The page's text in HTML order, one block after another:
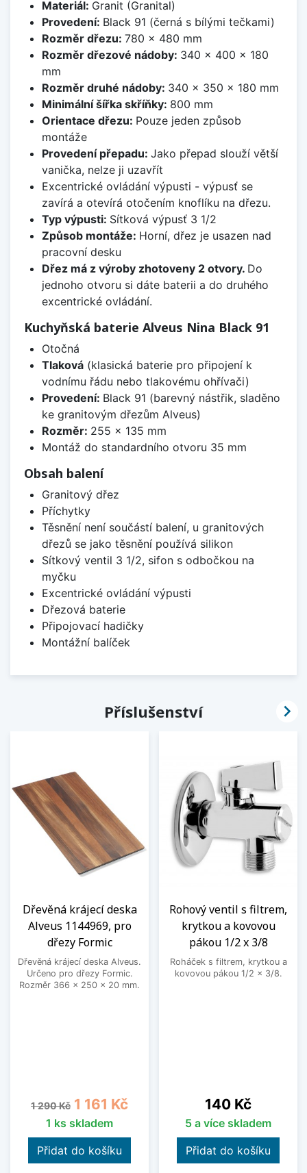
Materiál: Granit (Granital)
Provedení: Black 91 (černá s bílými tečkami)
Rozměr dřezu: 780 x 480 mm
Rozměr dřezové nádoby: 340 x 400 x 180
mm
Rozměr druhé nádoby: 340 x 350 x 180 mm
Minimální šířka skříňky: 800 mm
Orientace dřezu: Pouze jeden způsob
montáže
Provedení přepadu: Jako přepad slouží větší
vanička, nelze ji uzavřít
Excentrické ovládání výpusti - výpusť se
zavírá a otevírá otočením knoflíku na dřezu.
Typ výpusti: Sítková výpusť 3 1/2
Způsob montáže: Horní, dřez je usazen nad
pracovní desku
Dřez má z výroby zhotoveny 2 otvory. Do
jednoho otvoru si dáte baterii a do druhého
excentrické ovládání.
Kuchyňská baterie Alveus Nina Black 91
Otočná
Tlaková(klasická baterie pro připojení k
vodnímu řádu nebo tlakovému ohřívači)
Provedení: Black 91 (barevný nástřik, sladěno
ke granitovým dřezům Alveus)
Rozměr: 255 x 135 mm
Montáž do standardního otvoru 35 mm
Obsah balení
Granitový dřez
Příchytky
Těsnění není součástí balení, u granitových
dřezů se jako těsnění používá silikon
Sítkový ventil 3 1/2, sifon s odbočkou na
myčku
Excentrické ovládání výpusti
Dřezová baterie
Připojovací hadičky
Montážní balíček
Příslušenství
Dřevěná krájecí deska
Alveus 1144969, pro
dřezy Formic
Dřevěná krájecí deska Alveus.
Určeno pro dřezy Formic.
Rozměr 366 x 250 x 20 mm.
Běžná cena
1 290 Kč Cena
1 161 Kč
1 ks skladem
Přidat do košíku
Rohový ventil s filtrem,
krytkou a kovovou
pákou 1/2 x 3/8
Roháček s filtrem, krytkou a
kovovou pákou 1/2 x 3/8.
Cena
140 Kč
5 a více skladem
Přidat do košíku
